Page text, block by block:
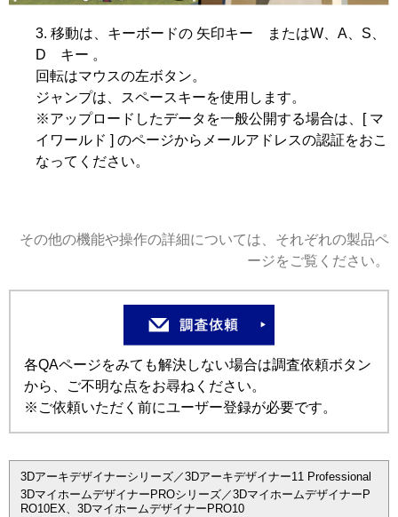
移動は、キーボードの 矢印キー またはW、A、S、
D キー 。
回転はマウスの左ボタン。
ジャンプは、スペースキーを使用します。
※アップロードしたデータを一般公開する場合は、[ マ
イワールド ] のページからメールアドレスの認証をおこ
なってください。
その他の機能や操作の詳細については、それぞれの製品ペ
ージをご覧ください。
各QAページをみても解決しない場合は調査依頼ボタン
から、ご不明な点をお尋ねください。
※ご依頼いただく前にユーザー登録が必要です。
3Dアーキデザイナーシリーズ／3Dアーキデザイナー11 Professional
3DマイホームデザイナーPROシリーズ／3DマイホームデザイナーP
RO10EX、3DマイホームデザイナーPRO10